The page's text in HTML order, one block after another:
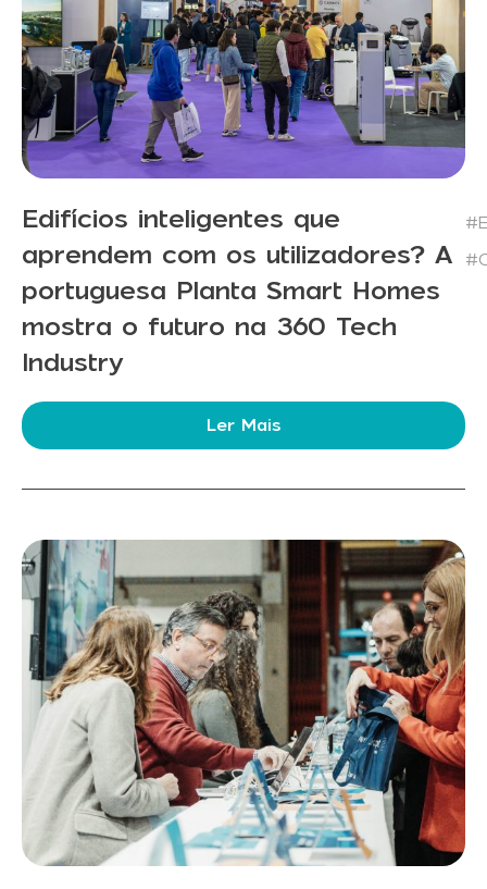
Edifícios inteligentes que
aprendem com os utilizadores? A
portuguesa Planta Smart Homes
mostra o futuro na 360 Tech
Industry
Ler Mais